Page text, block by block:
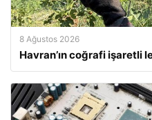
8 Ağustos 2026
Havran’ın coğrafi işaretli